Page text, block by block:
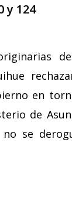
y 124
en
de
se